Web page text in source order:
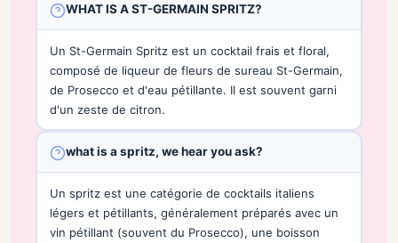
WHAT IS A ST-GERMAIN SPRITZ?
Un St-Germain Spritz est un cocktail frais et floral,
composé de liqueur de fleurs de sureau St-Germain,
de Prosecco et d'eau pétillante. Il est souvent garni
d'un zeste de citron.
what is a spritz, we hear you ask?
Un spritz est une catégorie de cocktails italiens
légers et pétillants, généralement préparés avec un
vin pétillant (souvent du Prosecco), une boisson